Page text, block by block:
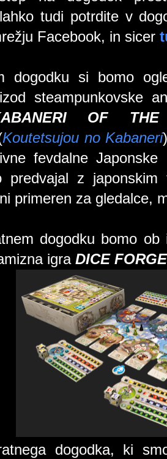
tudi potrdite v
Facebook, in sicer
dogodku si bomo
steampunkovske
OF
Koutetsujou no Kabaneri
fevdalne
z japonskim
primeren za gledalce,
dogodku bomo ob
igra DICE FORGE
dogodka, ki